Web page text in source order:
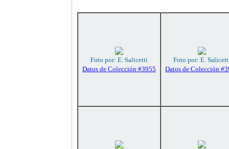
Foto por: E. Salicetti
Datos de Colección #3955
Foto por: E.
Datos de Colección